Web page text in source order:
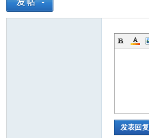
发表回复